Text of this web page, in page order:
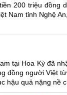
200 triệu đồng
Nam tỉnh Nghệ
tại Hoa Kỳ đã
đồng người Việt
hậu quả nặng nề